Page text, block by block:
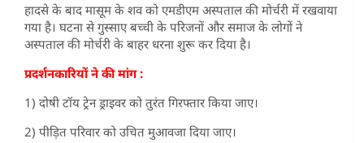
हादसे के बाद मासूम के शव को एमडीएम अस्पताल की मोर्चरी में रखवाया
गया है। घटना से गुस्साए बच्ची के परिजनों और समाज के लोगों ने
अस्पताल की मोर्चरी के बाहर धरना शुरू कर दिया है।
प्रदर्शनकारियों ने की मांग :
1) दोषी टॉय ट्रेन ड्राइवर को तुरंत गिरफ्तार किया जाए।
2) पीड़ित परिवार को उचित मुआवजा दिया जाए।